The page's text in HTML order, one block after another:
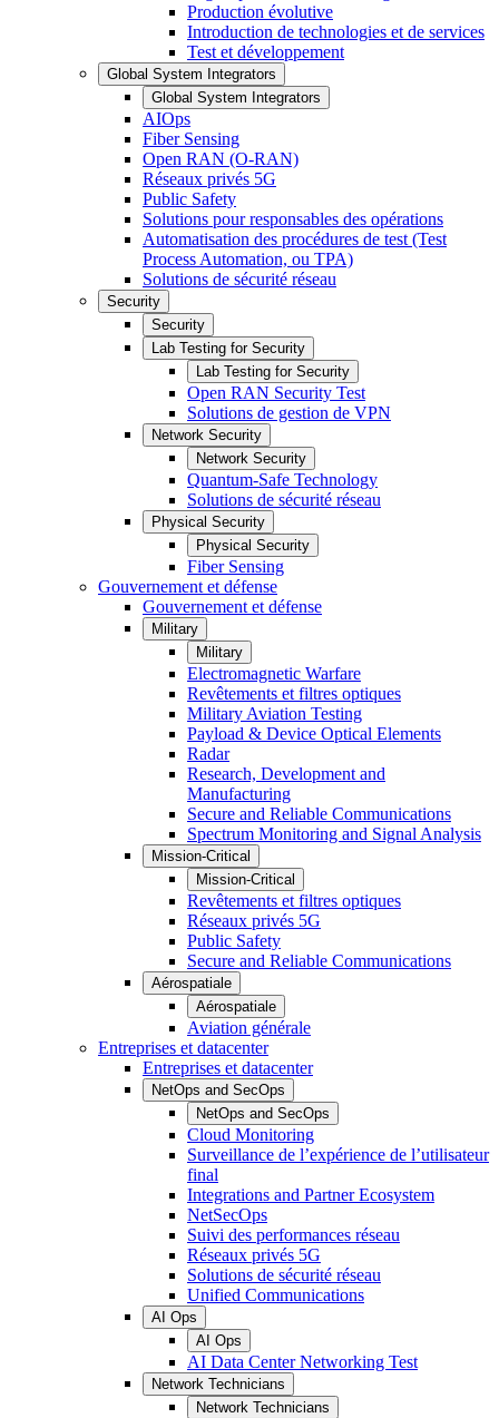
Production évolutive
Introduction de technologies et de services
Test et développement
Global System Integrators
Global System Integrators
AIOps
Fiber Sensing
Open RAN (O-RAN)
Réseaux privés 5G
Public Safety
Solutions pour responsables des opérations
Automatisation des procédures de test (Test
Process Automation, ou TPA)
Solutions de sécurité réseau
Security
Security
Lab Testing for Security
Lab Testing for Security
Open RAN Security Test
Solutions de gestion de VPN
Network Security
Network Security
Quantum-Safe Technology
Solutions de sécurité réseau
Physical Security
Physical Security
Fiber Sensing
Gouvernement et défense
Gouvernement et défense
Military
Military
Electromagnetic Warfare
Revêtements et filtres optiques
Military Aviation Testing
Payload & Device Optical Elements
Radar
Research, Development and
Manufacturing
Secure and Reliable Communications
Spectrum Monitoring and Signal Analysis
Mission-Critical
Mission-Critical
Revêtements et filtres optiques
Réseaux privés 5G
Public Safety
Secure and Reliable Communications
Aérospatiale
Aérospatiale
Aviation générale
Entreprises et datacenter
Entreprises et datacenter
NetOps and SecOps
NetOps and SecOps
Cloud Monitoring
Surveillance de l’expérience de l’utilisateur
final
Integrations and Partner Ecosystem
NetSecOps
Suivi des performances réseau
Réseaux privés 5G
Solutions de sécurité réseau
Unified Communications
AI Ops
AI Ops
AI Data Center Networking Test
Network Technicians
Network Technicians